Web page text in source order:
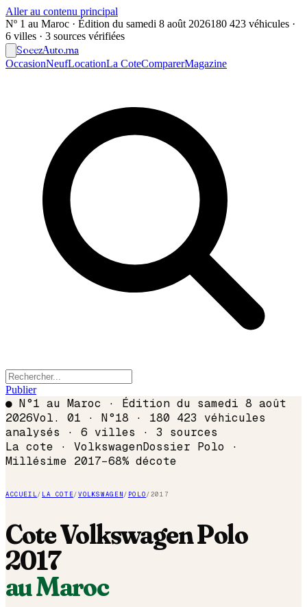
Aller au contenu principal
Nº 1 au Maroc · Édition du samedi 8 août 2026180 423 véhicules ·
6 villes · 3 sources vérifiées
SoeezAuto.ma
OccasionNeufLocationLa CoteComparerMagazine
Publier
● N°1 au Maroc · Édition du samedi 8 août
2026Vol. 01 · N°18 · 180 423 véhicules
analysés · 6 villes · 3 sources
La cote · VolkswagenDossier Polo ·
Millésime 2017−68% décote
ACCUEIL/ LA COTE/VOLKSWAGEN/ POLO/2017
CoteVolkswagenPolo
2017
au Maroc